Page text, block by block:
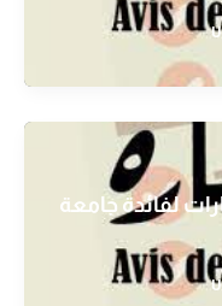
السيارات لفائدة جامعة